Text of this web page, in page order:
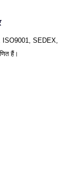
ISO9001, SEDEX,
हैं।